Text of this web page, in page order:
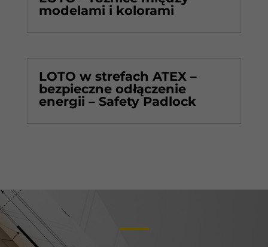
modelami i kolorami
LOTO w strefach ATEX –
bezpieczne odłączenie
energii – Safety Padlock